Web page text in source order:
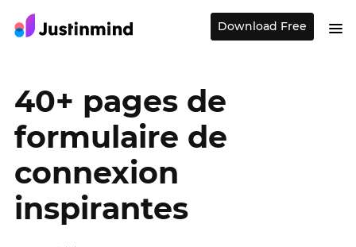
Download Free
40+ pages de
formulaire de
connexion
inspirantes